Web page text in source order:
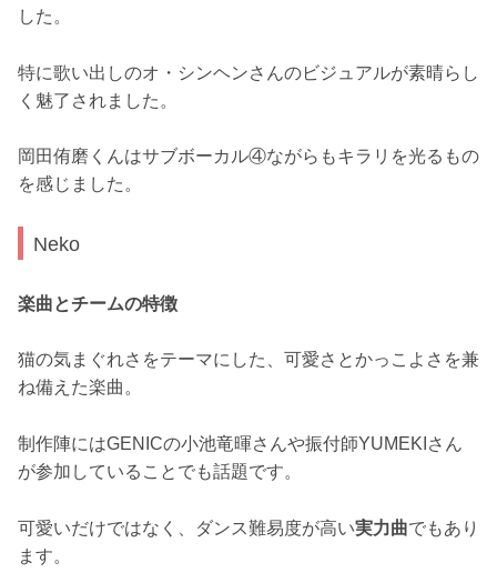
した。
特に歌い出しのオ・シンヘンさんのビジュアルが素晴らし
く魅了されました。
岡田侑磨くんはサブボーカル④ながらもキラリを光るもの
を感じました。
Neko
楽曲とチームの特徴
猫の気まぐれさをテーマにした、可愛さとかっこよさを兼
ね備えた楽曲。
制作陣にはGENICの小池竜暉さんや振付師YUMEKIさん
が参加していることでも話題です。
可愛いだけではなく、ダンス難易度が高い実力曲でもあり
ます。